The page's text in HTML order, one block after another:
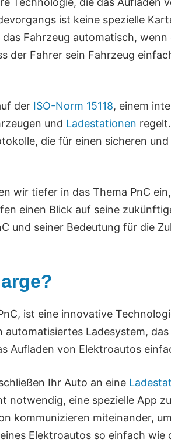
ist keine spezielle
Fahrzeug automatisch,
der Fahrer sein Fahrzeug
der ISO-Norm 15118, einem
und Ladestationen
die für einen sicheren
wir tiefer in das Thema PnC
einen Blick auf seine
und seiner Bedeutung für die
ist eine innovative
Ladesystem,
Aufladen von Elektroautos
Ihr Auto an eine
notwendig, eine spezielle App
kommunizieren miteinander,
Elektroautos so einfach wie